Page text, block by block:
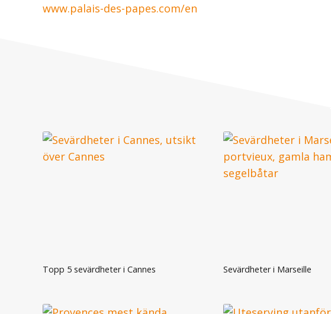
www.palais-des-papes.com/en
Topp 5 sevärdheter i Cannes Sevärdheter i Marseille